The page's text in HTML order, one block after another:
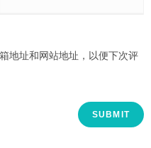
地址和网站地址，以便下次评